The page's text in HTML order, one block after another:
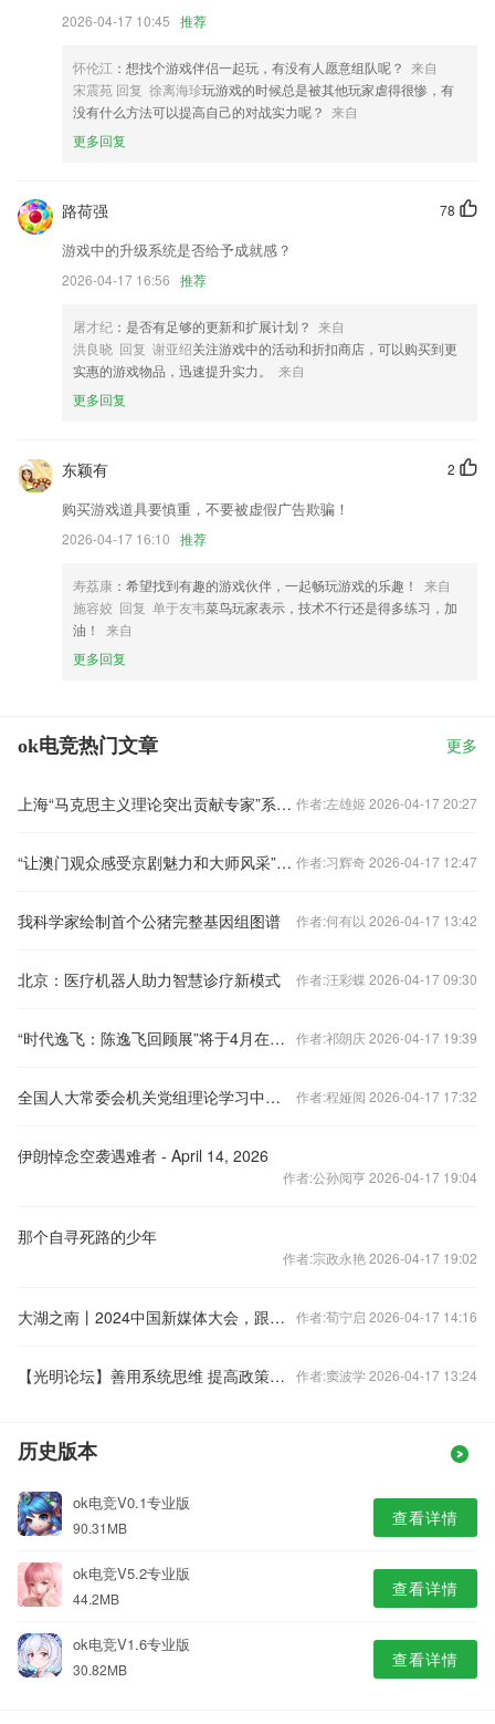
应用详情页处理ACTION_SHOW_APP_INFO
针对性人脸修复
悦享停车首页地图可用停车场动态展示优化
联系我们
2026-04-17 10:45 推荐
怀伦江 ：想找个游戏伴侣一起玩，有没有人愿意组队呢？ 来自
宋震苑 回复 徐离海珍玩游戏的时候总是被其他玩家虐得很惨，有
没有什么方法可以提高自己的对战实力呢？ 来自
更多回复
78
路荷强
游戏中的升级系统是否给予成就感？
2026-04-17 16:56 推荐
屠才纪 ：是否有足够的更新和扩展计划？ 来自
洪良晓 回复 谢亚绍关注游戏中的活动和折扣商店，可以购买到更
实惠的游戏物品，迅速提升实力。
来自
更多回复
2
东颖有
购买游戏道具要慎重，不要被虚假广告欺骗！
2026-04-17 16:10 推荐
寿荔康 ：希望找到有趣的游戏伙伴，一起畅玩游戏的乐趣！
来自
施容姣 回复 单于友韦菜鸟玩家表示，技术不行还是得多练习，加
油！
来自
更多回复
ok电竞热门文章 更多
上海“马克思主义理论突出贡献专家”系列访谈 作者:左雄姬 2026-04-17 20:27
“让澳门观众感受京剧魅力和大师风采”（莲花盛开·真情廿五） 作者:习辉奇 2026-04-17 12:47
我科学家绘制首个公猪完整基因组图谱 作者:何有以 2026-04-17 13:42
北京：医疗机器人助力智慧诊疗新模式 作者:汪彩蝶 2026-04-17 09:30
“时代逸飞：陈逸飞回顾展”将于4月在浦东美术馆启幕 作者:祁朗庆 2026-04-17 19:39
全国人大常委会机关党组理论学习中心组集体学习中央经济工作会议精神 杨振武主持并讲话 作者:程娅阅 2026-04-17 17:32
伊朗悼念空袭遇难者 - April 14, 2026
作者:公孙阅亨 2026-04-17 19:04
那个自寻死路的少年
作者:宗政永艳 2026-04-17 19:02
大湖之南丨2024中国新媒体大会，跟着记者去找“新” 作者:荀宁启 2026-04-17 14:16
【光明论坛】善用系统思维 提高政策实效 作者:窦波学 2026-04-17 13:24
历史版本
ok电竞V0.1专业版
90.31MB 查看详情
ok电竞V5.2专业版
44.2MB 查看详情
ok电竞V1.6专业版
30.82MB 查看详情